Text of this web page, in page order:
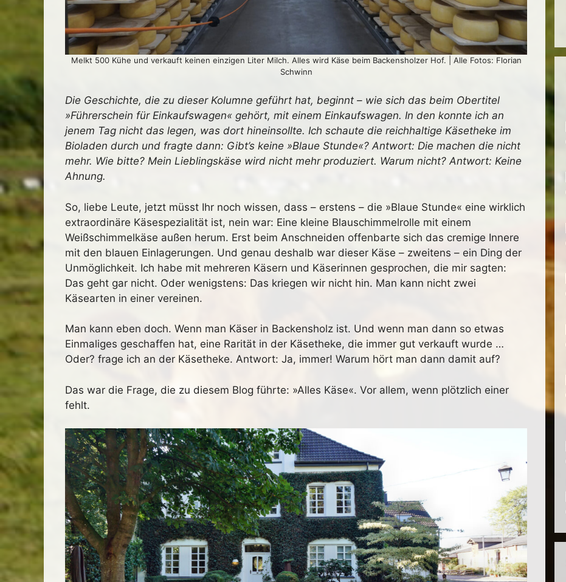
Melkt 500 Kühe und verkauft keinen einzigen Liter Milch. Alles wird Käse beim Backensholzer Hof. | Alle Fotos: Florian
Schwinn
Die Geschichte, die zu dieser Kolumne geführt hat, beginnt – wie sich das beim Obertitel
»Führerschein für Einkaufswagen« gehört, mit einem Einkaufswagen. In den konnte ich an
jenem Tag nicht das legen, was dort hineinsollte. Ich schaute die reichhaltige Käsetheke im
Bioladen durch und fragte dann: Gibt’s keine »Blaue Stunde«? Antwort: Die machen die nicht
mehr. Wie bitte? Mein Lieblingskäse wird nicht mehr produziert. Warum nicht? Antwort: Keine
Ahnung.
So, liebe Leute, jetzt müsst Ihr noch wissen, dass – erstens – die »Blaue Stunde« eine wirklich
extraordinäre Käsespezialität ist, nein war: Eine kleine Blauschimmelrolle mit einem
Weißschimmelkäse außen herum. Erst beim Anschneiden offenbarte sich das cremige Innere
mit den blauen Einlagerungen. Und genau deshalb war dieser Käse – zweitens – ein Ding der
Unmöglichkeit. Ich habe mit mehreren Käsern und Käserinnen gesprochen, die mir sagten:
Das geht gar nicht. Oder wenigstens: Das kriegen wir nicht hin. Man kann nicht zwei
Käsearten in einer vereinen.
Man kann eben doch. Wenn man Käser in Backensholz ist. Und wenn man dann so etwas
Einmaliges geschaffen hat, eine Rarität in der Käsetheke, die immer gut verkauft wurde …
Oder? frage ich an der Käsetheke. Antwort: Ja, immer! Warum hört man dann damit auf?
Das war die Frage, die zu diesem Blog führte: »Alles Käse«. Vor allem, wenn plötzlich einer
fehlt.